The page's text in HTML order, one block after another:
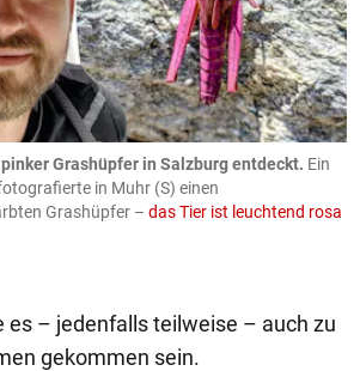
Grashüpfer in Salzburg entdeckt. Ein
in Muhr (S) einen
Grashüpfer – das Tier ist leuchtend rosa
es – jedenfalls teilweise – auch zu
gekommen sein.